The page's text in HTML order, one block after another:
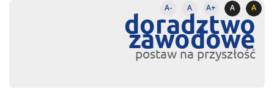
A- A A+ A A
doradztwo
zawodowe
postaw na przyszłość